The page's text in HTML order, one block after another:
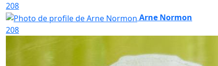
208
Arne Normon
208